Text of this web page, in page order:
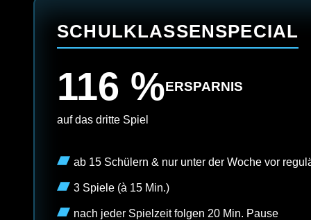
SCHULKLASSENSPECIAL
116 %ERSPARNIS
auf das dritte Spiel
ab 15 Schülern & nur unter der Woche vor
3 Spiele (à 15 Min.)
nach jeder Spielzeit folgen 20 Min. Pause